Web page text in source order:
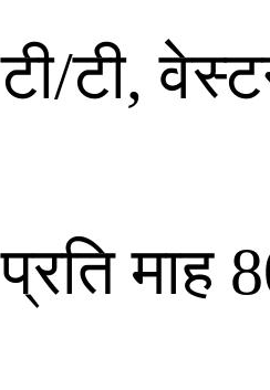
टी/टी,
प्रति माह